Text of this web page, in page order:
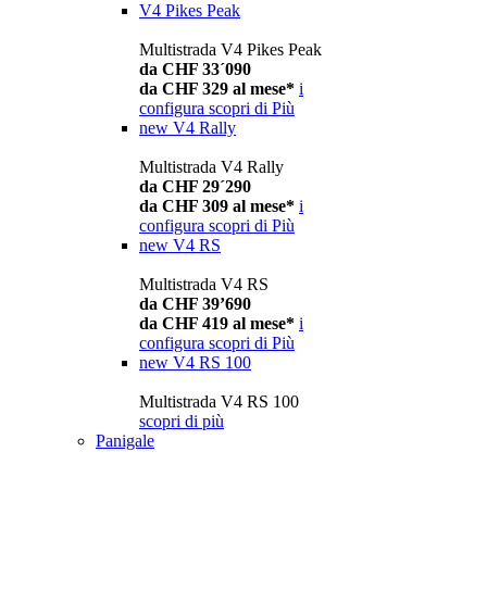
V4 Pikes Peak
Multistrada V4 Pikes Peak
da CHF 33´090
da CHF 329 al mese* i
configura scopri di Più
new V4 Rally
Multistrada V4 Rally
da CHF 29´290
da CHF 309 al mese* i
configura scopri di Più
new V4 RS
Multistrada V4 RS
da CHF 39’690
da CHF 419 al mese* i
configura scopri di Più
new V4 RS 100
Multistrada V4 RS 100
scopri di più
Panigale